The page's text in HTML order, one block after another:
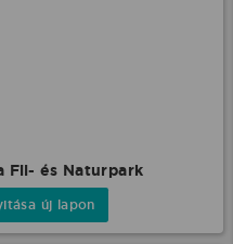
Fil- és Naturpark
új lapon